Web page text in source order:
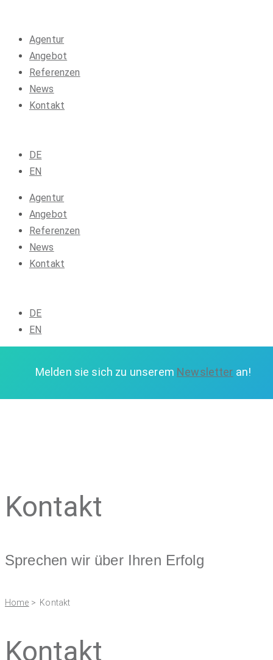
Agentur
Angebot
Referenzen
News
Kontakt
DE
EN
Agentur
Angebot
Referenzen
News
Kontakt
DE
EN
Melden sie sich zu unserem Newsletter an!
Kontakt
Sprechen wir über Ihren Erfolg
Home > Kontakt
Kontakt